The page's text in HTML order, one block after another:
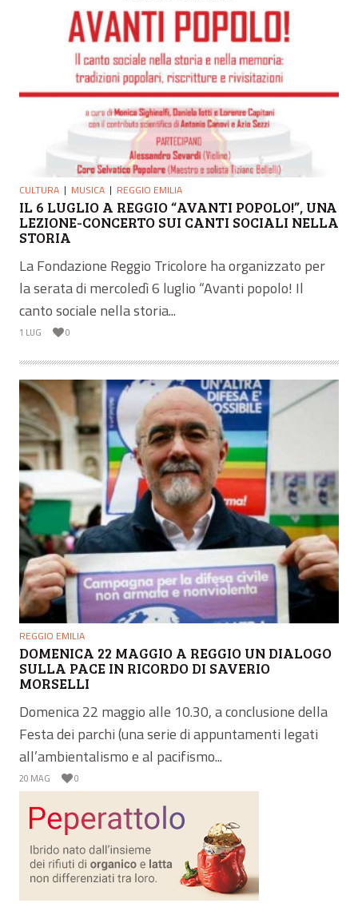
CULTURA MUSICA REGGIO EMILIA
IL 6 LUGLIO A REGGIO “AVANTI POPOLO!”, UNA
LEZIONE-CONCERTO SUI CANTI SOCIALI NELLA
STORIA
La Fondazione Reggio Tricolore ha organizzato per
la serata di mercoledì 6 luglio “Avanti popolo! Il
canto sociale nella storia...
1 LUG 0
REGGIO EMILIA
DOMENICA 22 MAGGIO A REGGIO UN DIALOGO
SULLA PACE IN RICORDO DI SAVERIO
MORSELLI
Domenica 22 maggio alle 10.30, a conclusione della
Festa dei parchi (una serie di appuntamenti legati
all’ambientalismo e al pacifismo...
20 MAG 0